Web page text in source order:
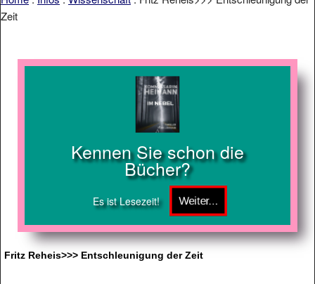
Zeit
Kennen Sie schon die
Bücher?
Es ist Lesezeit!
Fritz Reheis>>> Entschleunigung der Zeit